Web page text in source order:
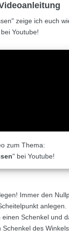
zeige ich euch
Youtube!
zum Thema:
" bei Youtube!
Immer den
anlegen.
Schenkel und
Schenkel des